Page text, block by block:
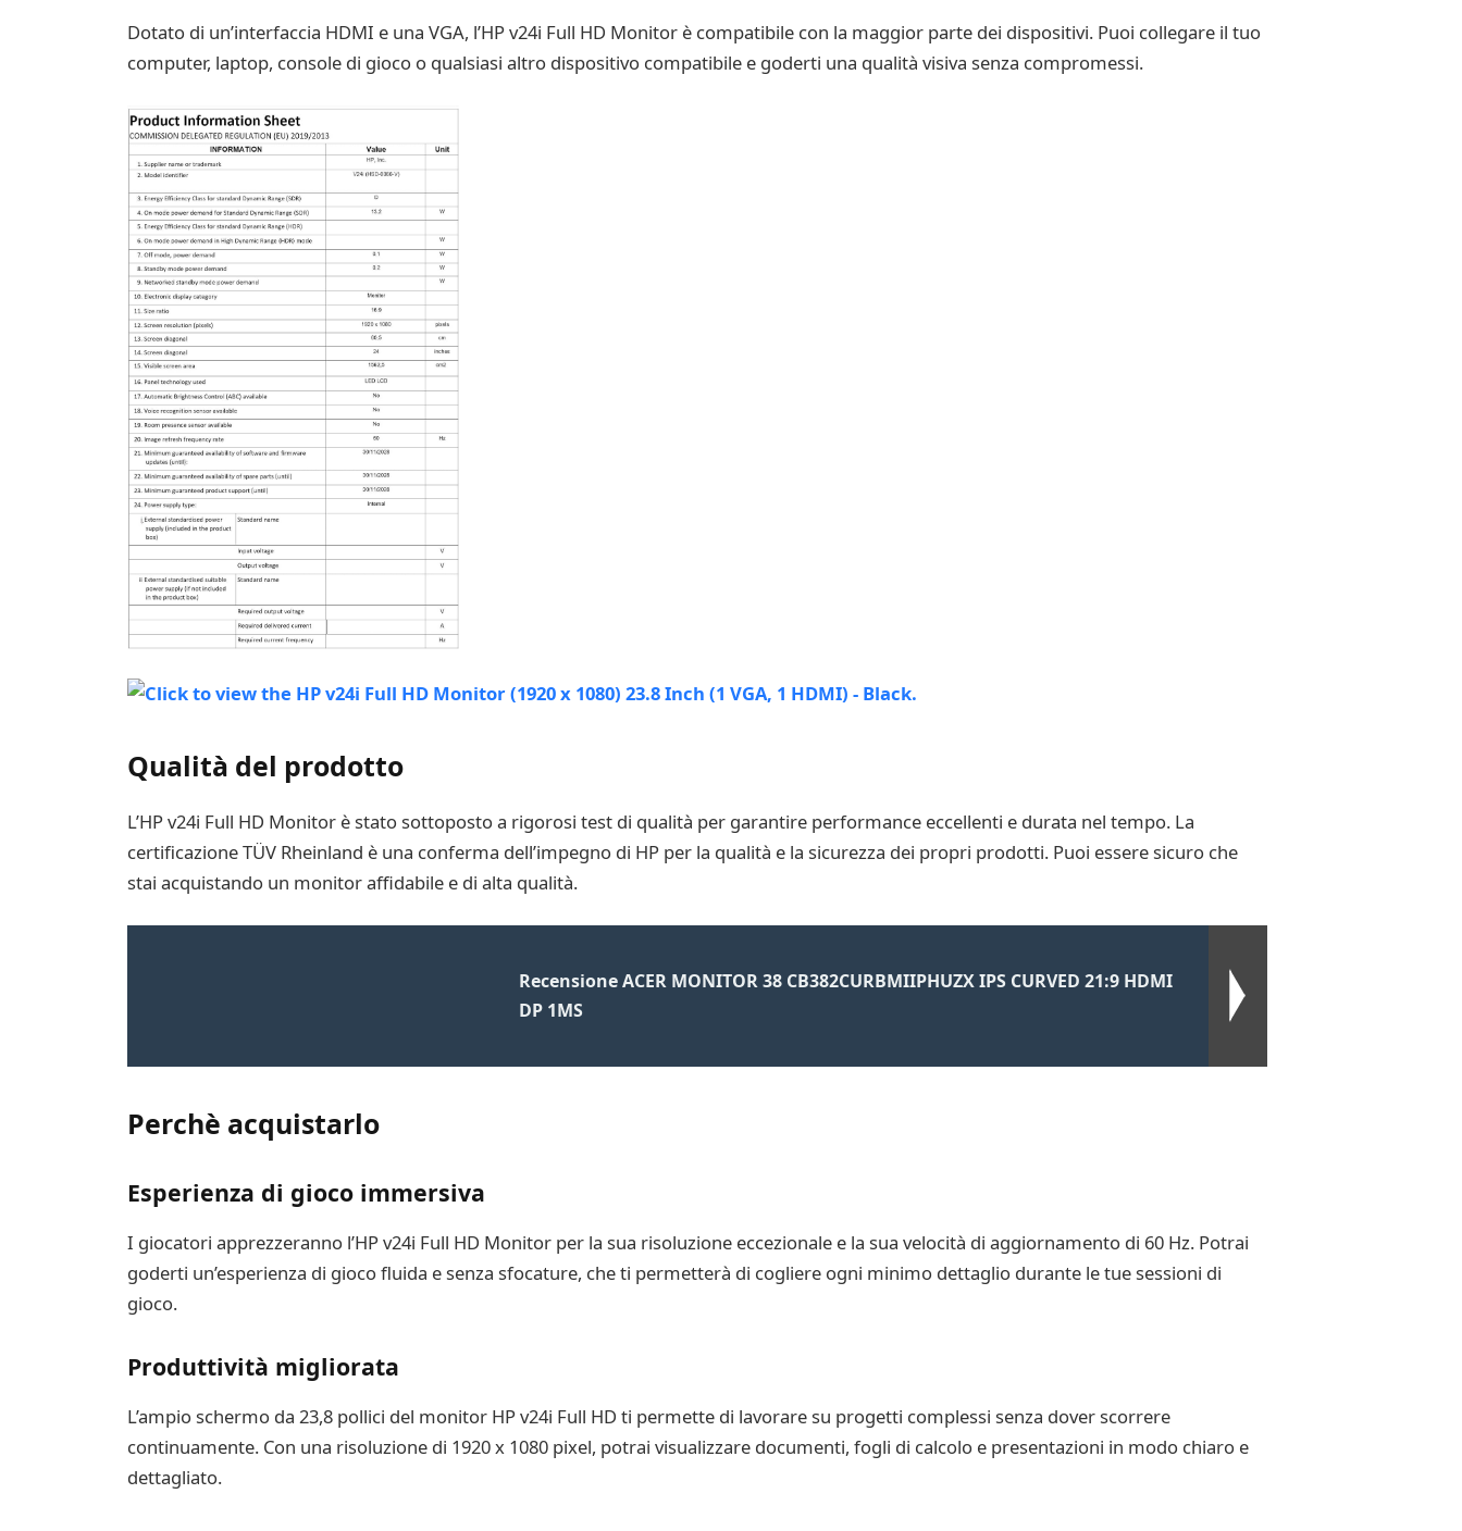
Dotato di un’interfaccia HDMI e una VGA, l’HP v24i Full HD Monitor è compatibile con la maggior parte dei dispositivi. Puoi collegare il tuo
computer, laptop, console di gioco o qualsiasi altro dispositivo compatibile e goderti una qualità visiva senza compromessi.
Qualità del prodotto
L’HP v24i Full HD Monitor è stato sottoposto a rigorosi test di qualità per garantire performance eccellenti e durata nel tempo. La
certificazione TÜV Rheinland è una conferma dell’impegno di HP per la qualità e la sicurezza dei propri prodotti. Puoi essere sicuro che
stai acquistando un monitor affidabile e di alta qualità.
Recensione ACER MONITOR 38 CB382CURBMIIPHUZX IPS CURVED 21:9 HDMI
DP 1MS
Perchè acquistarlo
Esperienza di gioco immersiva
I giocatori apprezzeranno l’HP v24i Full HD Monitor per la sua risoluzione eccezionale e la sua velocità di aggiornamento di 60 Hz. Potrai
goderti un’esperienza di gioco fluida e senza sfocature, che ti permetterà di cogliere ogni minimo dettaglio durante le tue sessioni di
gioco.
Produttività migliorata
L’ampio schermo da 23,8 pollici del monitor HP v24i Full HD ti permette di lavorare su progetti complessi senza dover scorrere
continuamente. Con una risoluzione di 1920 x 1080 pixel, potrai visualizzare documenti, fogli di calcolo e presentazioni in modo chiaro e
dettagliato.